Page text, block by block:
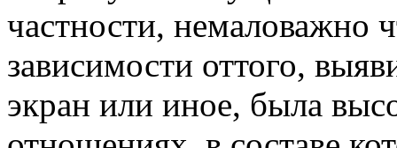
частности, немаловажно
зависимости оттого,
экран или иное, была